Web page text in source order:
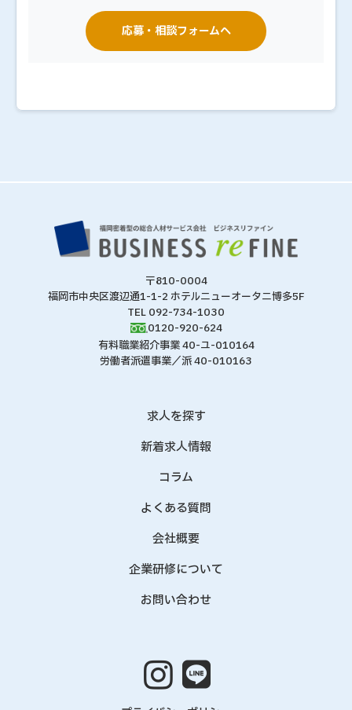
応募・相談フォームへ
〒810-0004
福岡市中央区渡辺通1-1-2 ホテルニューオータニ博多5F
TEL 092-734-1030
0120-920-624
有料職業紹介事業 40-ユ-010164
労働者派遣事業／派 40-010163
求人を探す
新着求人情報
コラム
よくある質問
会社概要
企業研修について
お問い合わせ